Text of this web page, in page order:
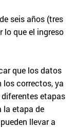
seis años (tres
lo que el ingreso
que los datos
correctos, ya
etapas
la etapa de
llevar a